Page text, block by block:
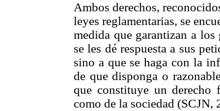
Ambos derechos,
leyes reglamentarias, se
medida que garantizan a
se les dé respuesta a sus
sino a que se haga con la
de que disponga o
que constituye un derecho
como de la sociedad (SCJN,